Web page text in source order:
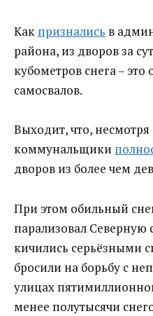
Как признались в
района, из дворов за
кубометров снега –
самосвалов.
Выходит, что,
коммунальщики
дворов из более чем
При этом обильный
парализовал Северную
кичились серьёзными
бросили на борьбу с
улицах
менее полутысячи